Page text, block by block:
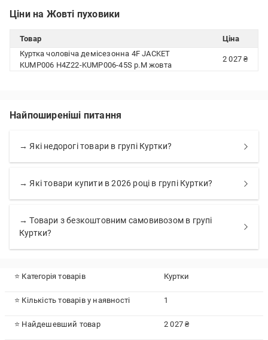
Ціни на Жовті пуховики
Товар
Ціна
Куртка чоловіча демісезонна 4F JACKET
KUMP006 H4Z22-KUMP006-45S р.M жовта
2 027 ₴
Найпоширеніші питання
→ Які недорогі товари в групі Куртки?
→ Які товари купити в 2026 році в групі Куртки?
→ Товари з безкоштовним самовивозом в групі
Куртки?
⭐ Категорія товарів Куртки
⭐ Кількість товарів у наявності 1
⭐ Найдешевший товар 2 027 ₴